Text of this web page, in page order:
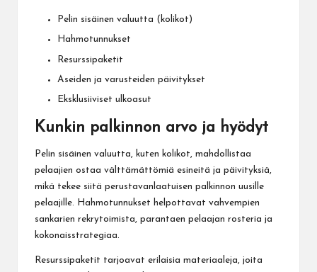
Pelin sisäinen valuutta (kolikot)
Hahmotunnukset
Resurssipaketit
Aseiden ja varusteiden päivitykset
Eksklusiiviset ulkoasut
Kunkin palkinnon arvo ja hyödyt
Pelin sisäinen valuutta, kuten kolikot, mahdollistaa
pelaajien ostaa välttämättömiä esineitä ja päivityksiä,
mikä tekee siitä perustavanlaatuisen palkinnon uusille
pelaajille. Hahmotunnukset helpottavat vahvempien
sankarien rekrytoimista, parantaen pelaajan rosteria ja
kokonaisstrategiaa.
Resurssipaketit tarjoavat erilaisia materiaaleja, joita